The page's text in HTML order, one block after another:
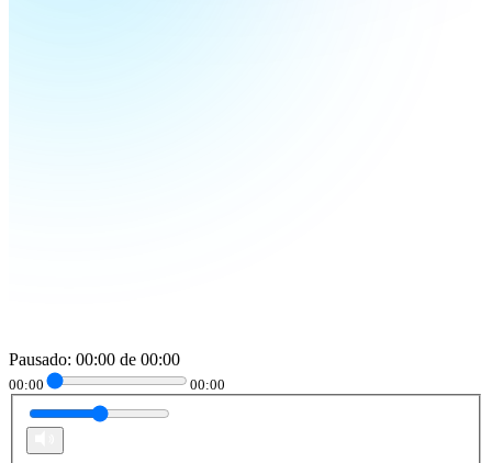
Pausado: 00:00 de 00:00
00:00 00:00